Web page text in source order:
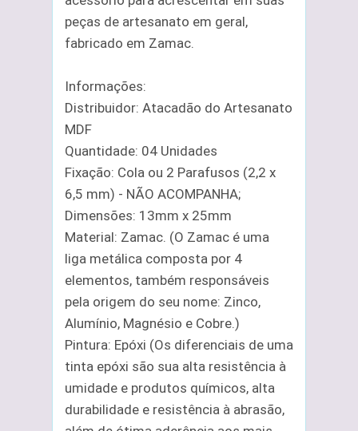
peças de artesanato em geral,
fabricado em Zamac.
Informações:
Distribuidor: Atacadão do Artesanato
MDF
Quantidade: 04 Unidades
Fixação: Cola ou 2 Parafusos (2,2 x
6,5 mm) - NÃO ACOMPANHA;
Dimensões: 13mm x 25mm
Material: Zamac. (O Zamac é uma
liga metálica composta por 4
elementos, também responsáveis
pela origem do seu nome: Zinco,
Alumínio, Magnésio e Cobre.)
Pintura: Epóxi (Os diferenciais de uma
tinta epóxi são sua alta resistência à
umidade e produtos químicos, alta
durabilidade e resistência à abrasão,